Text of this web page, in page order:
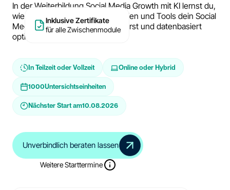
Inklusive Zertifikate
für alle Zwischenmodule
In der Weiterbildung Social Media Growth mit KI lernst du,
wie du mit KI-gestützten Strategien und Tools dein Social
Media Wachstum effizient steigerst und datenbasiert
optimierst.
In Teilzeit oder Vollzeit Online oder Hybrid
1000Untersichtseinheiten
Nächster Start am10.08.2026
Unverbindlich beraten lassen
Weitere Starttermine